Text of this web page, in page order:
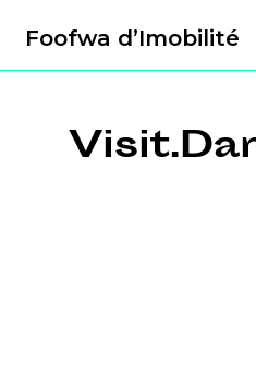
Foofwa d’Imobilité